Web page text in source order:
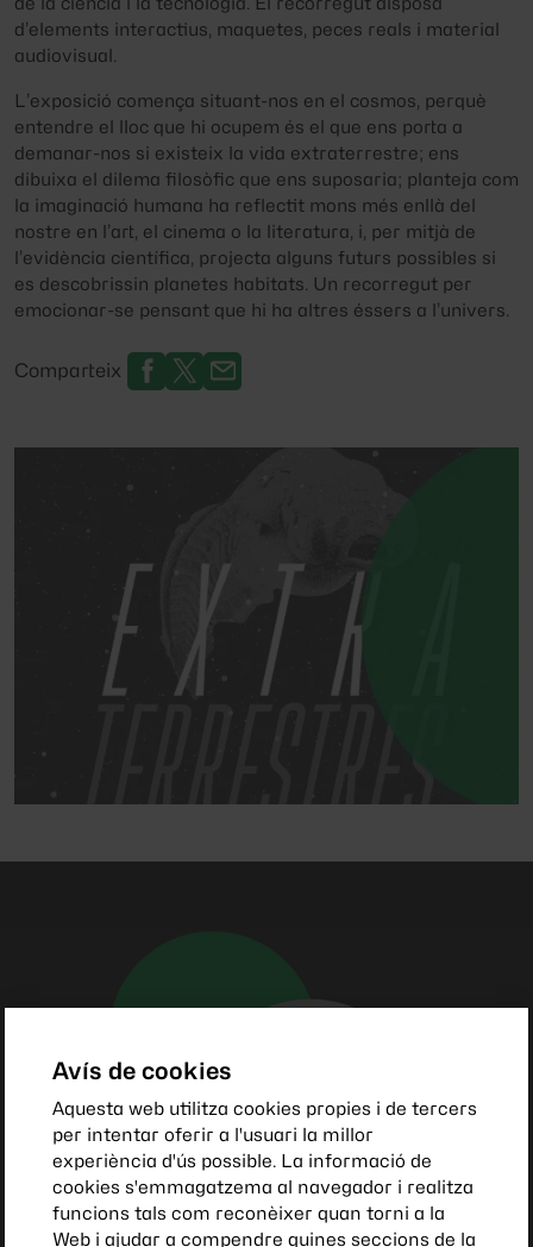
d’elements interactius, maquetes, peces reals i material
audiovisual.
L’exposició comença situant-nos en el cosmos, perquè
entendre el lloc que hi ocupem és el que ens porta a
demanar-nos si existeix la vida extraterrestre; ens
dibuixa el dilema filosòfic que ens suposaria; planteja com
la imaginació humana ha reflectit mons més enllà del
nostre en l’art, el cinema o la literatura, i, per mitjà de
l’evidència científica, projecta alguns futurs possibles si
es descobrissin planetes habitats. Un recorregut per
emocionar-se pensant que hi ha altres éssers a l’univers.
Comparteix
Avís de cookies
Aquesta web utilitza cookies propies i de tercers
per intentar oferir a l'usuari la millor
experiència d'ús possible. La informació de
cookies s'emmagatzema al navegador i realitza
funcions tals com reconèixer quan torni a la
Web i ajudar a compendre quines seccions de la